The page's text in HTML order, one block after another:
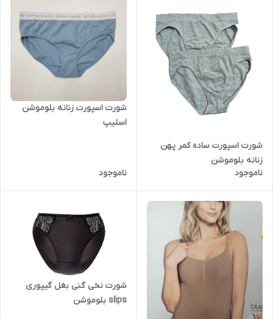
شورت اسپورت ساده کمر پهن
زنانه بلوموشن
ناموجود
شورت اسپورت زنانه بلوموشن
اسلیپ
ناموجود
شورت نخی گنی بغل گیپوری
slips بلوموشن